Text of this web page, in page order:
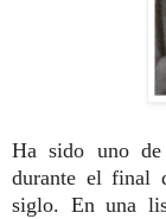
Ha sido uno
durante el final
siglo. En una